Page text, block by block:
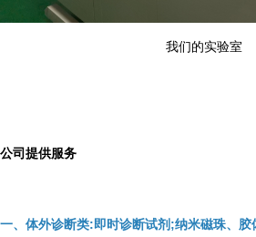
我们的实验室
公司提供服务
一、体外诊断类:即时诊断试剂;纳米磁珠、